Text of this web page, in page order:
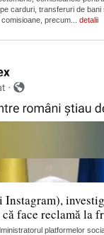
carduri, transferuri de
precum... detalii
Instagram),
face reclamă la
platformelor